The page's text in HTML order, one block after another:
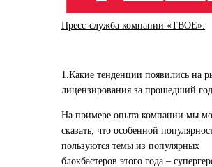
Пресс-служба компании «ТВОЕ»:
1.Какие тенденции появились на
лицензирования за прошедший
На примере опыта компании мы
сказать, что особенной
пользуются темы из популярных
блокбастеров этого года –